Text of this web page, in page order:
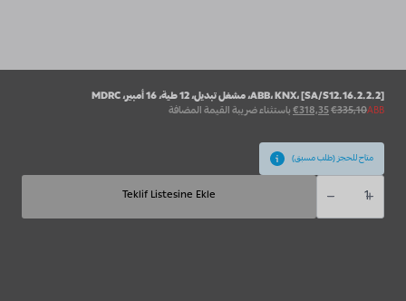
ABB، KNX، [SA/S12.16.2.2.2]، مشغل تبديل، 12 طية، 16 أمبير، MDRC
ABB
€335,10 السعر
كان:
€335,10.
€318,35 السعر
هو:
€318,35.
باستثناء ضريبة القيمة المضافة
متاح للحجز (طلب مسبق)
كمية
ABB,
KNX,
[SA/S12.16.2.2],
Teklif Listesine Ekle